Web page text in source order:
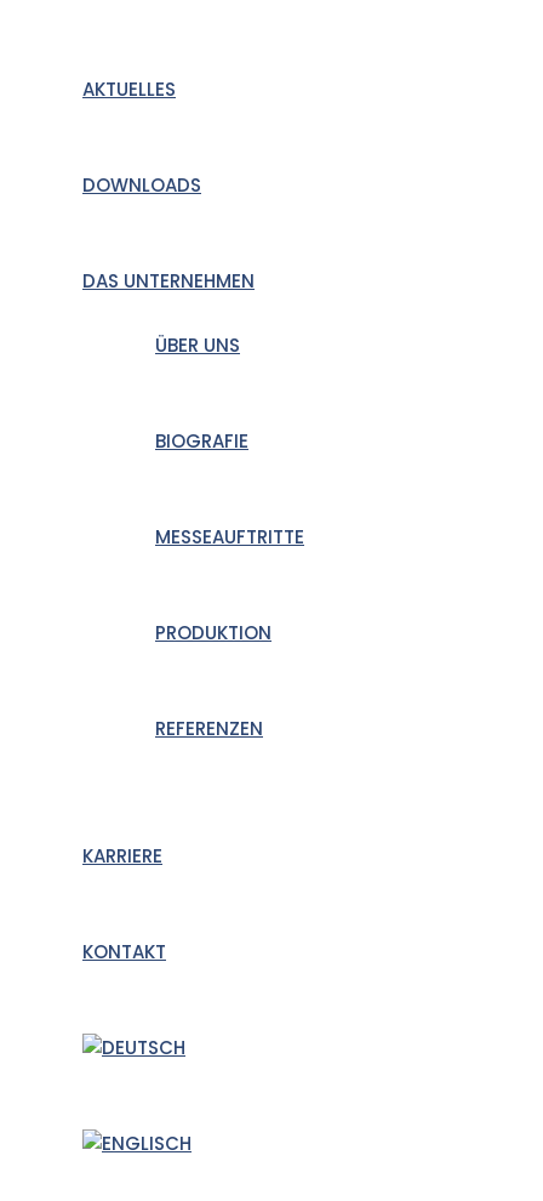
AKTUELLES
DOWNLOADS
DAS UNTERNEHMEN
ÜBER UNS
BIOGRAFIE
MESSEAUFTRITTE
PRODUKTION
REFERENZEN
KARRIERE
KONTAKT